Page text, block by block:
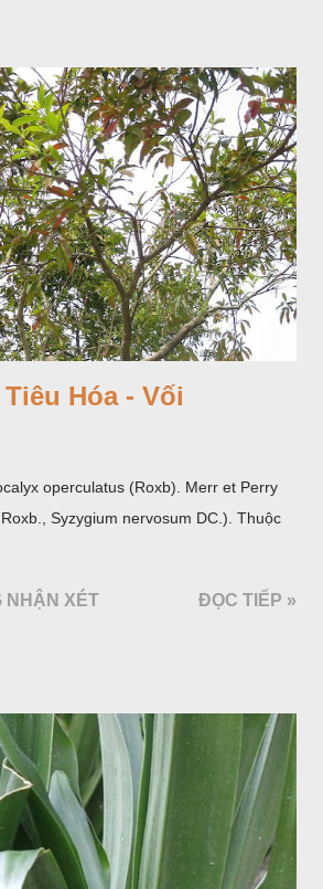
đã thu được kết quả ban đầu (những
trồng đến năm thứ hai, thứ ba mới hái
hoạch 10 - 20 năm.
Hóa - Vối
operculatus (Roxb). Merr et Perry
Syzygium nervosum DC.). Thuộc
NHẬN XÉT ĐỌC TIẾP »